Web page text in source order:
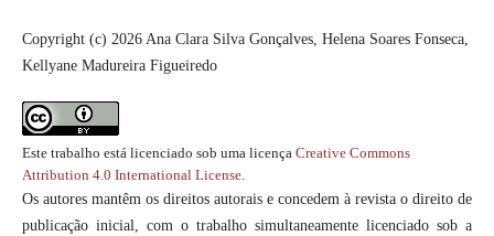
Copyright (c) 2026 Ana Clara Silva Gonçalves, Helena Soares Fonseca,
Kellyane Madureira Figueiredo
Este trabalho está licenciado sob uma licença Creative Commons
Attribution 4.0 International License.
Os autores mantêm os direitos autorais e concedem à revista o direito de
publicação inicial, com o trabalho simultaneamente licenciado sob a